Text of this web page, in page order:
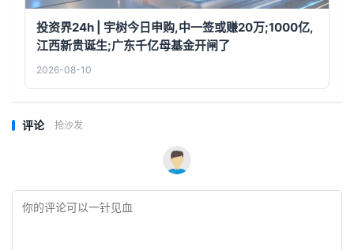
投资界24h | 宇树今日申购,中一签或赚20万;1000亿,
江西新贵诞生;广东千亿母基金开闸了
2026-08-10
评论 抢沙发